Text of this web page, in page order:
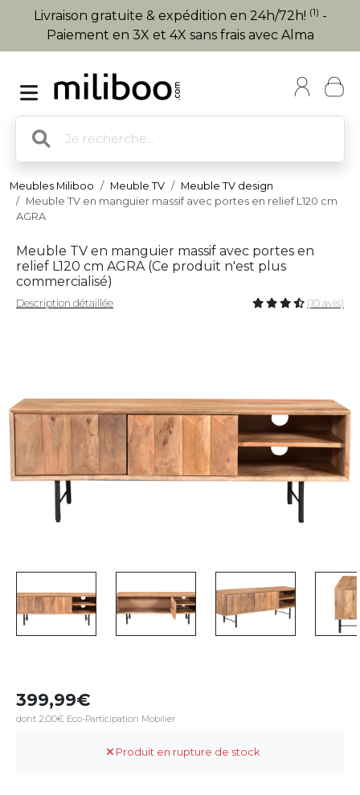
Livraison gratuite & expédition en 24h/72h! (1) -
Paiement en 3X et 4X sans frais avec Alma
Meubles Miliboo Meuble TV
Meuble TV design
Meuble TV en manguier massif avec portes en relief L120 cm
AGRA
Meuble TV en manguier massif avec portes en
relief L120 cm AGRA (Ce produit n'est plus
commercialisé)
Description détaillée (10 avis)
399,99
dont 2,00€ Eco-Participation Mobilier
Produit en rupture de stock